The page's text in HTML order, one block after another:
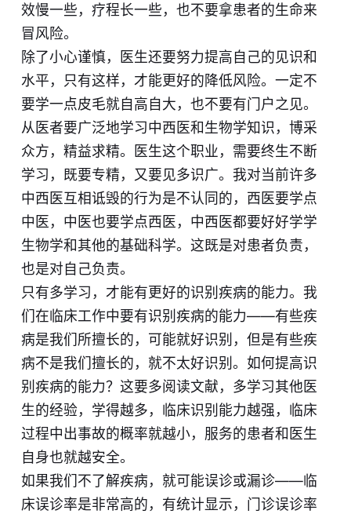
效慢一些，疗程长一些，也不要拿患者的生命来
冒风险。
除了小心谨慎，医生还要努力提高自己的见识和
水平，只有这样，才能更好的降低风险。一定不
要学一点皮毛就自高自大，也不要有门户之见。
从医者要广泛地学习中西医和生物学知识，博采
众方，精益求精。医生这个职业，需要终生不断
学习，既要专精，又要见多识广。我对当前许多
中西医互相诋毁的行为是不认同的，西医要学点
中医，中医也要学点西医，中西医都要好好学学
生物学和其他的基础科学。这既是对患者负责，
也是对自己负责。
只有多学习，才能有更好的识别疾病的能力。我
们在临床工作中要有识别疾病的能力——有些疾
病是我们所擅长的，可能就好识别，但是有些疾
病不是我们擅长的，就不太好识别。如何提高识
别疾病的能力？这要多阅读文献，多学习其他医
生的经验，学得越多，临床识别能力越强，临床
过程中出事故的概率就越小，服务的患者和医生
自身也就越安全。
如果我们不了解疾病，就可能误诊或漏诊——临
床误诊率是非常高的，有统计显示，门诊误诊率